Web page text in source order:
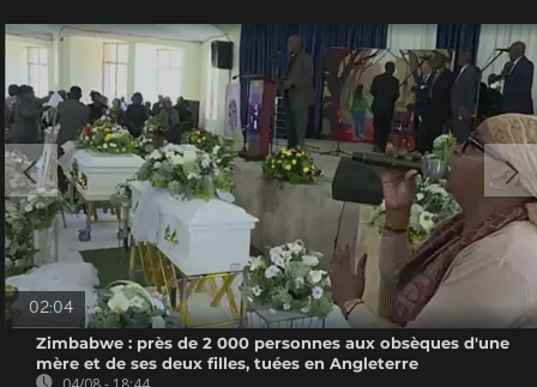
02:04
Zimbabwe : près de 2 000 personnes aux obsèques d'une
mère et de ses deux filles, tuées en Angleterre